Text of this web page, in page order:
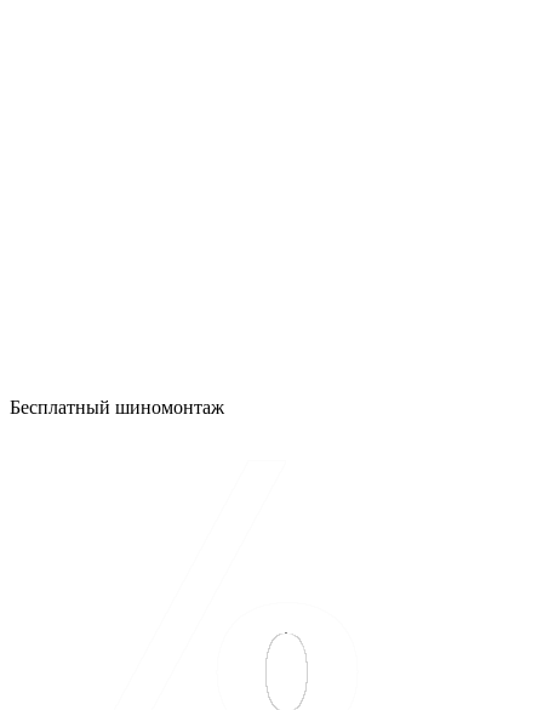
Бесплатный шиномонтаж